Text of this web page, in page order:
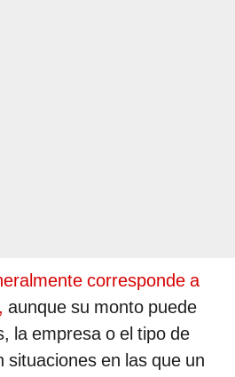
corresponde a
aunque su monto puede
la empresa o el tipo de
situaciones en las que un